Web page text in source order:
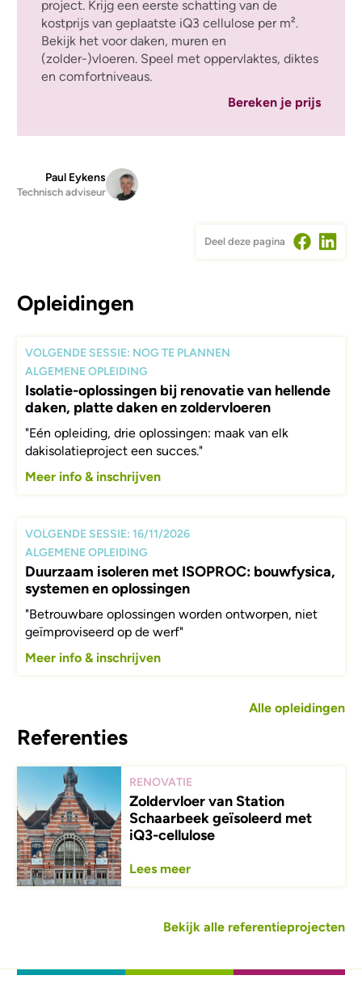
project. Krijg een eerste schatting van de
kostprijs van geplaatste iQ3 cellulose per m².
Bekijk het voor daken, muren en
(zolder-)vloeren. Speel met oppervlaktes, diktes
en comfortniveaus.
Bereken je prijs
Paul Eykens
Technisch adviseur
Deel deze pagina
Opleidingen
VOLGENDE SESSIE: NOG TE PLANNEN
ALGEMENE OPLEIDING
Isolatie-oplossingen bij renovatie van hellende
daken, platte daken en zoldervloeren
"Eén opleiding, drie oplossingen: maak van elk
dakisolatieproject een succes."
Meer info & inschrijven
VOLGENDE SESSIE: 16/11/2026
ALGEMENE OPLEIDING
Duurzaam isoleren met ISOPROC: bouwfysica,
systemen en oplossingen
"Betrouwbare oplossingen worden ontworpen, niet
geïmproviseerd op de werf"
Meer info & inschrijven
Alle opleidingen
Referenties
RENOVATIE
Zoldervloer van Station
Schaarbeek geïsoleerd met
iQ3-cellulose
Lees meer
Bekijk alle referentieprojecten